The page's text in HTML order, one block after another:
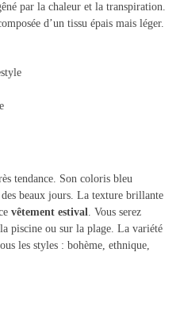
par la chaleur et la transpiration.
d’un tissu épais mais léger.
tendance. Son coloris bleu
des beaux jours. La texture brillante
vêtement estival. Vous serez
la piscine ou sur la plage. La variété
les styles : bohème, ethnique,